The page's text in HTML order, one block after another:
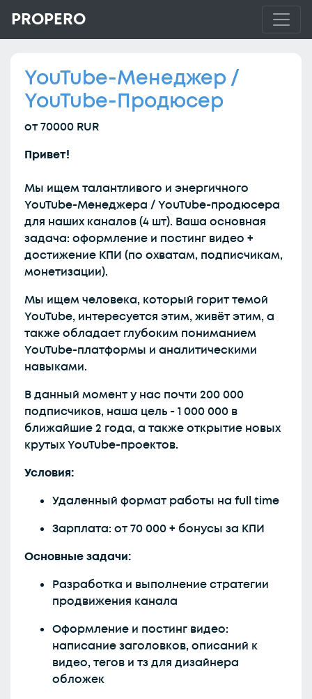
PROPERO
YouTube-Менеджер /
YouTube-Продюсер
от 70000 RUR
Привет!
Мы ищем талантливого и энергичного
YouTube-Менеджера / YouTube-продюсера
для наших каналов (4 шт). Ваша основная
задача: оформление и постинг видео +
достижение КПИ (по охватам, подписчикам,
монетизации).
Мы ищем человека, который горит темой
YouTube, интересуется этим, живёт этим, а
также обладает глубоким пониманием
YouTube-платформы и аналитическими
навыками.
В данный момент у нас почти 200 000
подписчиков, наша цель - 1 000 000 в
ближайшие 2 года, а также открытие новых
крутых YouTube-проектов.
Условия:
Удаленный формат работы на full time
Зарплата: от 70 000 + бонусы за КПИ
Основные задачи:
Разработка и выполнение стратегии
продвижения канала
Оформление и постинг видео:
написание заголовков, описаний к
видео, тегов и тз для дизайнера
обложек